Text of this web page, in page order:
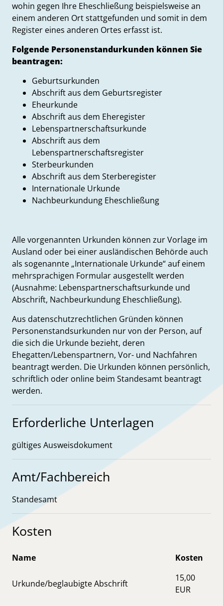
wohin gegen Ihre Eheschließung beispielsweise an
einem anderen Ort stattgefunden und somit in dem
Register eines anderen Ortes erfasst ist.
Folgende Personenstandurkunden können Sie
beantragen:
Geburtsurkunden
Abschrift aus dem Geburtsregister
Eheurkunde
Abschrift aus dem Eheregister
Lebenspartnerschaftsurkunde
Abschrift aus dem
Lebenspartnerschaftsregister
Sterbeurkunden
Abschrift aus dem Sterberegister
Internationale Urkunde
Nachbeurkundung Eheschließung
Alle vorgenannten Urkunden können zur Vorlage im
Ausland oder bei einer ausländischen Behörde auch
als sogenannte „Internationale Urkunde“ auf einem
mehrsprachigen Formular ausgestellt werden
(Ausnahme: Lebenspartnerschaftsurkunde und
Abschrift, Nachbeurkundung Eheschließung).
Aus datenschutzrechtlichen Gründen können
Personenstandsurkunden nur von der Person, auf
die sich die Urkunde bezieht, deren
Ehegatten/Lebenspartnern, Vor- und Nachfahren
beantragt werden. Die Urkunden können persönlich,
schriftlich oder online beim Standesamt beantragt
werden.
Erforderliche Unterlagen
gültiges Ausweisdokument
Amt/Fachbereich
Standesamt
Kosten
Name Kosten
Urkunde/beglaubigte Abschrift
15,00
EUR